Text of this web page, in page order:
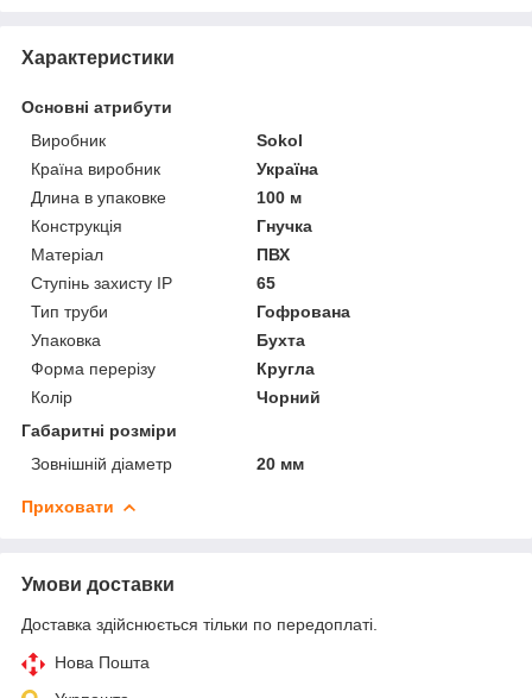
Характеристики
Основні атрибути
Виробник
Sokol
Країна виробник
Україна
Длина в упаковке
100 м
Конструкція
Гнучка
Матеріал
ПВХ
Ступінь захисту IP
65
Тип труби
Гофрована
Упаковка
Бухта
Форма перерізу
Кругла
Колір
Чорний
Габаритні розміри
Зовнішній діаметр
20 мм
Приховати
Умови доставки
Доставка здійснюється тільки по передоплаті.
Нова Пошта